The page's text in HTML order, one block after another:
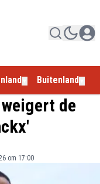
Buitenland
de
om 17:00